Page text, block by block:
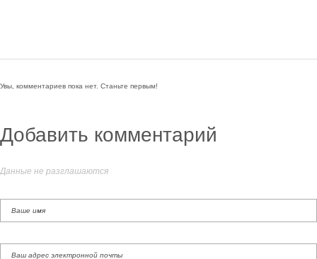
Увы, комментариев пока нет. Станьте первым!
Добавить комментарий
Данные не разглашаются